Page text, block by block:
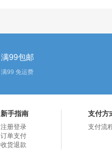
满99包邮
满99 免运费
新手指南
注册登录
订单支付
收货退款
支付方
支付流